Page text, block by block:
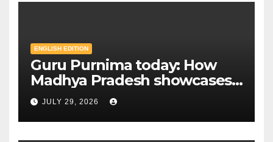
ENGLISH EDITION
Guru Purnima today: How
Madhya Pradesh showcases
Sandipani schools as new
education model | Mint
JULY 29, 2026